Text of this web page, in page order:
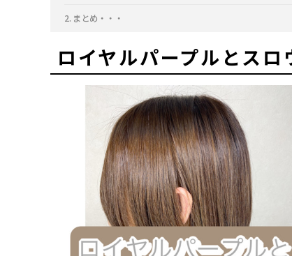
まとめ・・・
ロイヤルパープルとス